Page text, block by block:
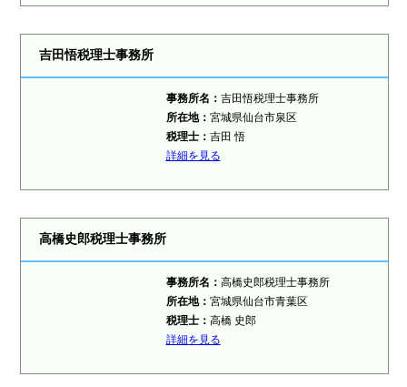
吉田悟税理士事務所
事務所名： 吉田悟税理士事務所
所在地： 宮城県仙台市泉区
税理士： 吉田 悟
詳細を見る
高橋史郎税理士事務所
事務所名： 高橋史郎税理士事務所
所在地： 宮城県仙台市青葉区
税理士： 高橋 史郎
詳細を見る